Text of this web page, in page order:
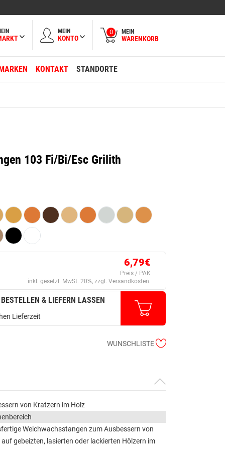
MEIN
KONTO
0 MEIN
WARENKORB
KONTAKT STANDORTE
103 Fi/Bi/Esc Grilith
6,79€
Preis / PAK
inkl. gesetzl. MwSt. 20%, zzgl. Versandkosten.
& LIEFERN LASSEN
Lieferzeit
WUNSCHLISTE
von Kratzern im Holz
Weichwachsstangen zum Ausbessern von
gebeizten, lasierten oder lackierten Hölzern im